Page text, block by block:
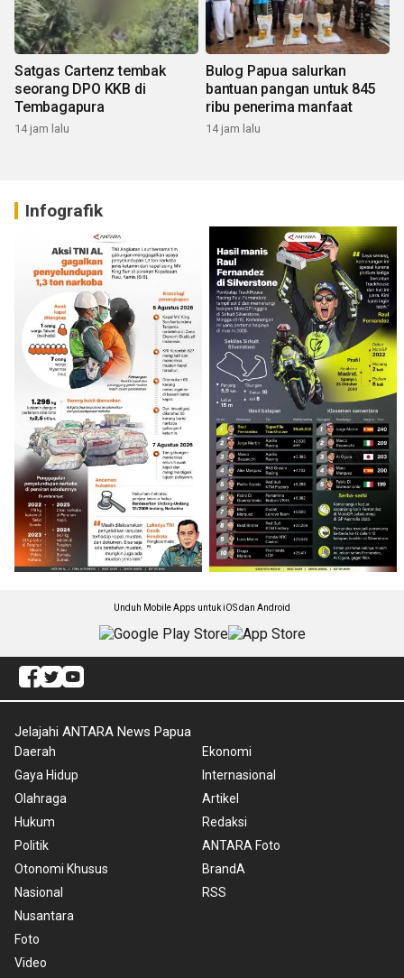
Satgas Cartenz tembak
seorang DPO KKB di
Tembagapura
14 jam lalu
Bulog Papua salurkan
bantuan pangan untuk 845
ribu penerima manfaat
14 jam lalu
Infografik
Unduh Mobile Apps untuk iOS dan Android
Jelajahi ANTARA News Papua
Daerah
Gaya Hidup
Olahraga
Hukum
Politik
Otonomi Khusus
Nasional
Nusantara
Foto
Video
Ekonomi
Internasional
Artikel
Redaksi
ANTARA Foto
BrandA
RSS